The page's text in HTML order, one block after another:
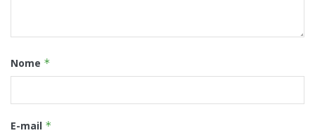
Nome *
E-mail *